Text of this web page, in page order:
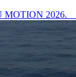
MOTION